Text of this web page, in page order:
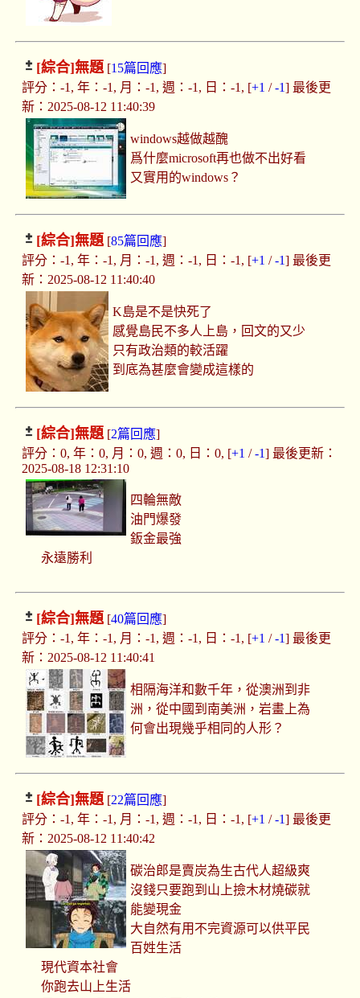
[綜合]無題[15篇回應]
評分：-1, 年：-1, 月：-1, 週：-1, 日：-1, [+1 /-1] 最後更
新：2025-08-12 11:40:39
windows越做越醜
爲什麼microsoft再也做不出好看
又實用的windows？
[綜合]無題[85篇回應]
評分：-1, 年：-1, 月：-1, 週：-1, 日：-1, [+1 /-1] 最後更
新：2025-08-12 11:40:40
K島是不是快死了
感覺島民不多人上島，回文的又少
只有政治類的較活躍
到底為甚麼會變成這樣的
[綜合]無題[2篇回應]
評分：0, 年：0, 月：0, 週：0, 日：0, [+1 /-1] 最後更新：
2025-08-18 12:31:10
四輪無敵
油門爆發
鈑金最強
永遠勝利
[綜合]無題[40篇回應]
評分：-1, 年：-1, 月：-1, 週：-1, 日：-1, [+1 /-1] 最後更
新：2025-08-12 11:40:41
相隔海洋和數千年，從澳洲到非
洲，從中國到南美洲，岩畫上為
何會出現幾乎相同的人形？
[綜合]無題[22篇回應]
評分：-1, 年：-1, 月：-1, 週：-1, 日：-1, [+1 /-1] 最後更
新：2025-08-12 11:40:42
碳治郎是賣炭為生古代人超級爽
沒錢只要跑到山上撿木材燒碳就
能變現金
大自然有用不完資源可以供平民
百姓生活
現代資本社會
你跑去山上生活